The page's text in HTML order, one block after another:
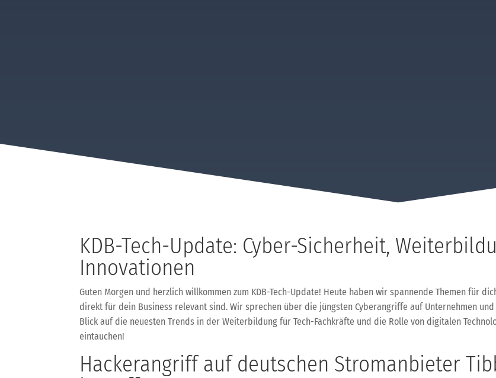
KDB-Tech-Update: Cyber-Sicherheit,
Innovationen
Guten Morgen und herzlich willkommen zum KDB-Tech-Update! Heute haben wir spannende Themen für
direkt für dein Business relevant sind. Wir sprechen über die jüngsten Cyberangriffe auf Unternehmen
Blick auf die neuesten Trends in der Weiterbildung für Tech-Fachkräfte und die Rolle von digitalen
eintauchen!
Hackerangriff auf deutschen Stromanbieter